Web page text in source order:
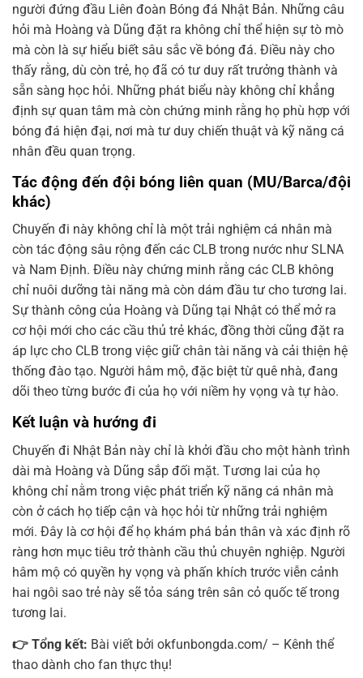
người đứng đầu Liên đoàn Bóng đá Nhật Bản. Những câu
hỏi mà Hoàng và Dũng đặt ra không chỉ thể hiện sự tò mò
mà còn là sự hiểu biết sâu sắc về bóng đá. Điều này cho
thấy rằng, dù còn trẻ, họ đã có tư duy rất trưởng thành và
sẵn sàng học hỏi. Những phát biểu này không chỉ khẳng
định sự quan tâm mà còn chứng minh rằng họ phù hợp với
bóng đá hiện đại, nơi mà tư duy chiến thuật và kỹ năng cá
nhân đều quan trọng.
Tác động đến đội bóng liên quan (MU/Barca/đội
khác)
Chuyến đi này không chỉ là một trải nghiệm cá nhân mà
còn tác động sâu rộng đến các CLB trong nước như SLNA
và Nam Định. Điều này chứng minh rằng các CLB không
chỉ nuôi dưỡng tài năng mà còn dám đầu tư cho tương lai.
Sự thành công của Hoàng và Dũng tại Nhật có thể mở ra
cơ hội mới cho các cầu thủ trẻ khác, đồng thời cũng đặt ra
áp lực cho CLB trong việc giữ chân tài năng và cải thiện hệ
thống đào tạo. Người hâm mộ, đặc biệt từ quê nhà, đang
dõi theo từng bước đi của họ với niềm hy vọng và tự hào.
Kết luận và hướng đi
Chuyến đi Nhật Bản này chỉ là khởi đầu cho một hành trình
dài mà Hoàng và Dũng sắp đối mặt. Tương lai của họ
không chỉ nằm trong việc phát triển kỹ năng cá nhân mà
còn ở cách họ tiếp cận và học hỏi từ những trải nghiệm
mới. Đây là cơ hội để họ khám phá bản thân và xác định rõ
ràng hơn mục tiêu trở thành cầu thủ chuyên nghiệp. Người
hâm mộ có quyền hy vọng và phấn khích trước viễn cảnh
hai ngôi sao trẻ này sẽ tỏa sáng trên sân cỏ quốc tế trong
tương lai.
👉 Tổng kết: Bài viết bởi okfunbongda.com/ – Kênh thể
thao dành cho fan thực thụ!